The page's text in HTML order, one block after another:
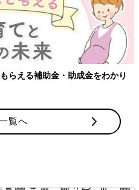
らえる補助金・助成金をわかり
覧へ